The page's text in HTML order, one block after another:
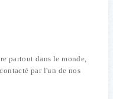
partout dans le monde,
par l'un de nos